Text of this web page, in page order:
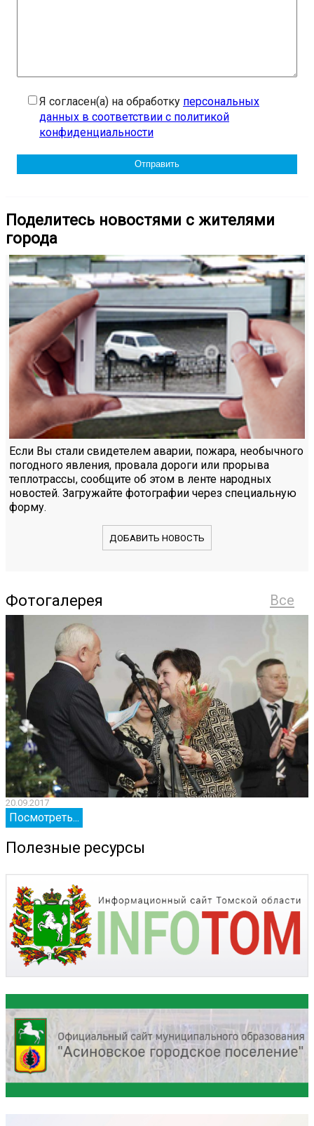
Я согласен(а) на обработку персональных
данных в соответствии с политикой
конфиденциальности
Поделитесь новостями с жителями
города
Если Вы стали свидетелем аварии, пожара, необычного
погодного явления, провала дороги или прорыва
теплотрассы, сообщите об этом в ленте народных
новостей. Загружайте фотографии через специальную
форму.
ДОБАВИТЬ НОВОСТЬ
Все
Фотогалерея
20.09.2017
Посмотреть...
Полезные ресурсы